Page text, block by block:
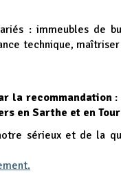
: immeubles de
technique,
la recommandation:
en Sarthe et en
sérieux et de la